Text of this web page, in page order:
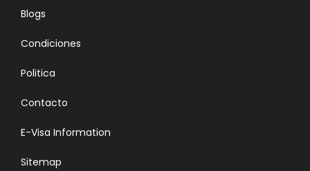
Blogs
Condiciones
Politica
Contacto
E-Visa Information
Sitemap